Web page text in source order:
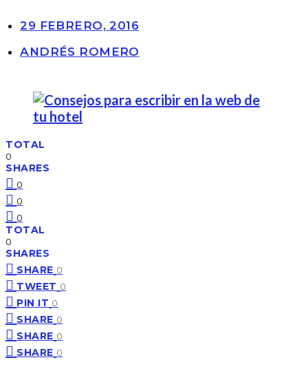
29 FEBRERO, 2016
ANDRÉS ROMERO
TOTAL
0
SHARES
0
0
0
TOTAL
0
SHARES
SHARE 0
TWEET 0
PIN IT 0
SHARE 0
SHARE 0
SHARE 0